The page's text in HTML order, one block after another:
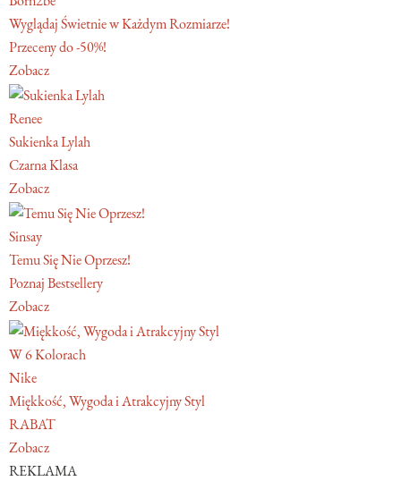
Wyglądaj Świetnie w Każdym Rozmiarze!
Przeceny do -50%!
Zobacz
Renee
Sukienka Lylah
Czarna Klasa
Zobacz
Sinsay
Temu Się Nie Oprzesz!
Poznaj Bestsellery
Zobacz
W 6 Kolorach
Nike
Miękkość, Wygoda i Atrakcyjny Styl
RABAT
Zobacz
REKLAMA